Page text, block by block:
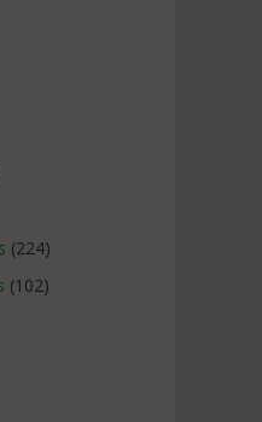
(224)
(102)